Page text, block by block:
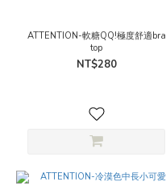
ATTENTION-軟糖QQ!極度舒適bra
top
NT$280